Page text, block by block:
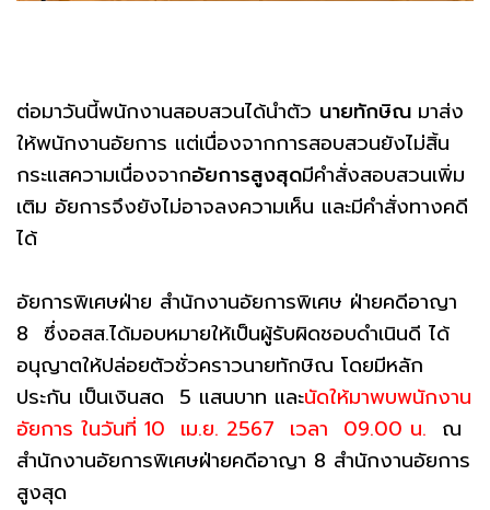
ต่อมาวันนี้พนักงานสอบสวนได้นำตัว นายทักษิณ มาส่ง
ให้พนักงานอัยการ แต่เนื่องจากการสอบสวนยังไม่สิ้น
กระแสความเนื่องจากอัยการสูงสุดมีคำสั่งสอบสวนเพิ่ม
เติม อัยการจึงยังไม่อาจลงความเห็น และมีคำสั่งทางคดี
ได้
อัยการพิเศษฝ่าย สำนักงานอัยการพิเศษ ฝ่ายคดีอาญา
8 ซึ่งอสส.ได้มอบหมายให้เป็นผู้รับผิดชอบดำเนินดี ได้
อนุญาตให้ปล่อยตัวชั่วคราวนายทักษิณ โดยมีหลัก
ประกัน เป็นเงินสด 5 แสนบาท และนัดให้มาพบพนักงาน
อัยการ ในวันที่ 10 เม.ย. 2567 เวลา 09.00 น. ณ
สำนักงานอัยการพิเศษฝ่ายคดีอาญา 8 สำนักงานอัยการ
สูงสุด